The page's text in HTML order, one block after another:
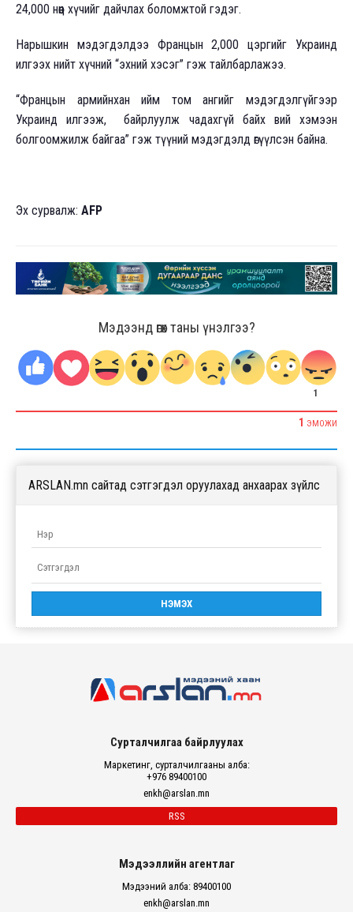
24,000 нөөц хүчийг дайчлах боломжтой гэдэг.
Нарышкин мэдэгдэлдээ Францын 2,000 цэргийг Украинд
илгээх нийт хүчний “эхний хэсэг” гэж тайлбарлажээ.
“Францын армийнхан ийм том ангийг мэдэгдэлгүйгээр
Украинд илгээж, байрлуулж чадахгүй байх вий хэмээн
болгоомжилж байгаа” гэж түүний мэдэгдэлд өгүүлсэн байна.
Эх сурвалж: AFP
Мэдээнд өгөх таны үнэлгээ?
1
1 ЭМОЖИ
ARSLAN.mn сайтад сэтгэгдэл оруулахад анхаарах зүйлс
Сурталчилгаа байрлуулах
Маркетинг, сурталчилгааны алба:
+976 89400100
enkh@arslan.mn
RSS
Мэдээллийн агентлаг
Мэдээний алба: 89400100
enkh@arslan.mn